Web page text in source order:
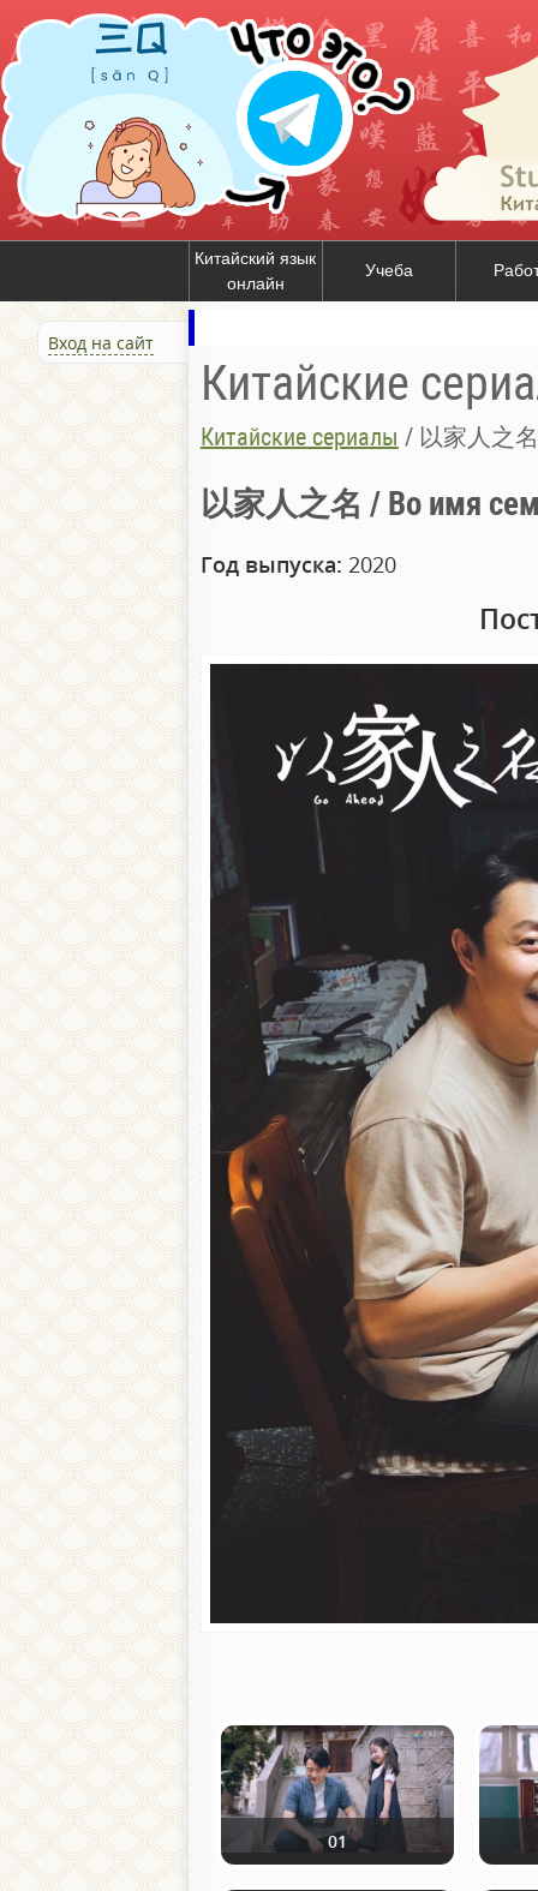
Китайский язык
онлайн
Учеба
Вход на сайт
Китайские
Китайские сериалы / 以家人之
以家人之名 / Во имя
Год выпуска: 2020
01